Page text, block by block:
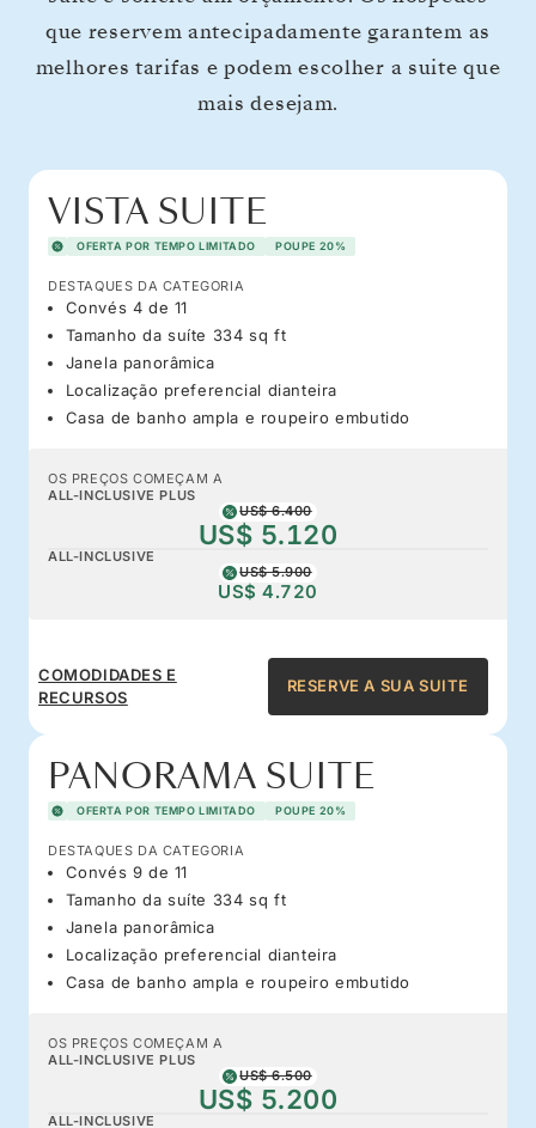
que reservem antecipadamente garantem as
melhores tarifas e podem escolher a suite que
mais desejam.
VISTA SUITE
OFERTA POR TEMPO LIMITADO POUPE 20%
DESTAQUES DA CATEGORIA
Convés 4 de 11
Tamanho da suíte 334 sq ft
Janela panorâmica
Localização preferencial dianteira
Casa de banho ampla e roupeiro embutido
OS PREÇOS COMEÇAM A
ALL-INCLUSIVE PLUS
US$ 6.400
US$ 5.120
ALL-INCLUSIVE
US$ 5.900
US$ 4.720
COMODIDADES E
RECURSOS
RESERVE A SUA SUITE
PANORAMA SUITE
OFERTA POR TEMPO LIMITADO POUPE 20%
DESTAQUES DA CATEGORIA
Convés 9 de 11
Tamanho da suíte 334 sq ft
Janela panorâmica
Localização preferencial dianteira
Casa de banho ampla e roupeiro embutido
OS PREÇOS COMEÇAM A
ALL-INCLUSIVE PLUS
US$ 6.500
US$ 5.200
ALL-INCLUSIVE